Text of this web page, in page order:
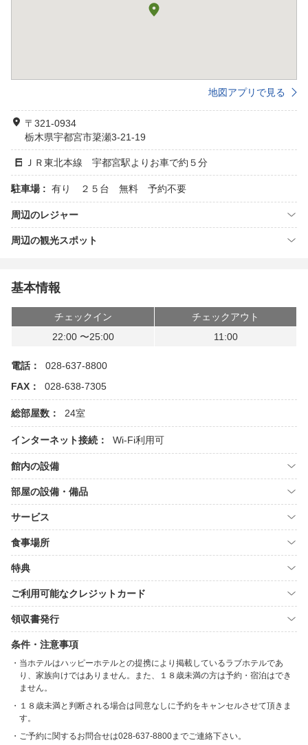
地図アプリで見る
〒321-0934
栃木県宇都宮市簗瀬3-21-19
ＪＲ東北本線 宇都宮駅よりお車で約５分
駐車場 : 有り ２５台 無料 予約不要
周辺のレジャー
周辺の観光スポット
基本情報
チェックイン
チェックアウト
22:00 〜25:00
11:00
電話：
028-637-8800
FAX：
028-638-7305
総部屋数： 24室
インターネット接続： Wi-Fi利用可
館内の設備
部屋の設備・備品
サービス
食事場所
特典
ご利用可能なクレジットカード
領収書発行
条件・注意事項
当ホテルはハッピーホテルとの提携により掲載しているラブホテルであ
り、家族向けではありません。また、１８歳未満の方は予約・宿泊はでき
ません。
１８歳未満と判断される場合は同意なしに予約をキャンセルさせて頂きま
す。
ご予約に関するお問合せは028-637-8800までご連絡下さい。